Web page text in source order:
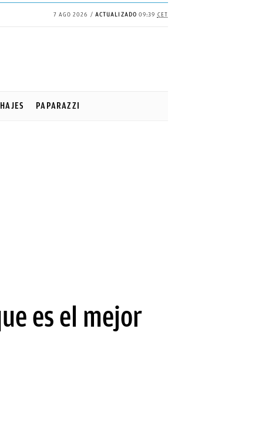
7 AGO 2026 ACTUALIZADO 09:39 CET
PAPARAZZI
es el mejor